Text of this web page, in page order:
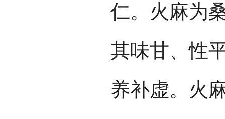
仁。火麻为
其味甘、性
养补虚。火